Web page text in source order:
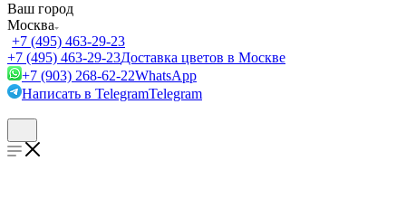
Ваш город
Москва
+7 (495) 463-29-23
+7 (495) 463-29-23Доставка цветов в Москве
+7 (903) 268-62-22WhatsApp
Написать в TelegramTelegram